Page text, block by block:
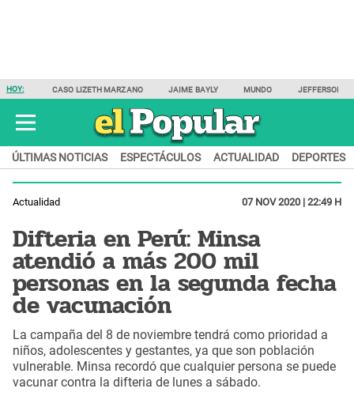
HOY: CASO LIZETH MARZANO JAIME BAYLY MUNDO JEFFERSON
ÚLTIMAS NOTICIAS ESPECTÁCULOS ACTUALIDAD DEPORTES
Actualidad 07 NOV 2020 | 22:49 H
Difteria en Perú: Minsa
atendió a más 200 mil
personas en la segunda fecha
de vacunación
La campaña del 8 de noviembre tendrá como prioridad a
niños, adolescentes y gestantes, ya que son población
vulnerable. Minsa recordó que cualquier persona se puede
vacunar contra la difteria de lunes a sábado.